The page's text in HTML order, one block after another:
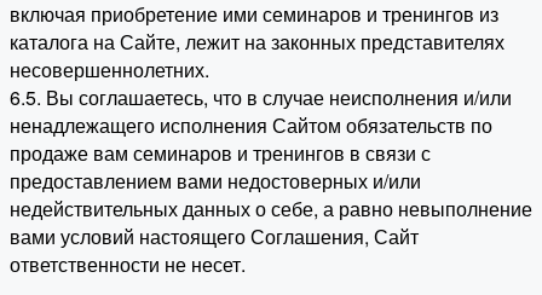
включая приобретение ими семинаров и тренингов из
каталога на Сайте, лежит на законных представителях
несовершеннолетних.
6.5. Вы соглашаетесь, что в случае неисполнения и/или
ненадлежащего исполнения Сайтом обязательств по
продаже вам семинаров и тренингов в связи с
предоставлением вами недостоверных и/или
недействительных данных о себе, а равно невыполнение
вами условий настоящего Соглашения, Сайт
ответственности не несет.